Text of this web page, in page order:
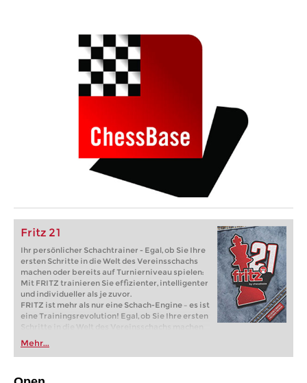
Fritz 21
Ihr persönlicher Schachtrainer - Egal, ob Sie Ihre
ersten Schritte in die Welt des Vereinsschachs
machen oder bereits auf Turnierniveau spielen:
Mit FRITZ trainieren Sie effizienter, intelligenter
und individueller als je zuvor.
FRITZ ist mehr als nur eine Schach-Engine – es ist
eine Trainingsrevolution! Egal, ob Sie Ihre ersten
Schritte in die Welt des Vereinsschachs machen
oder bereits auf Turnierniveau spielen: Mit
FRITZ trainieren Sie effizienter, intelligenter und
individueller als je zuvor.
Mehr...